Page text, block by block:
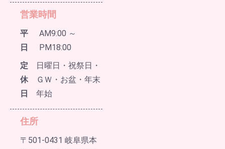
営業時間
平
日
AM9:00 ～
PM18:00
定
休
日
日曜日・祝祭日・
ＧＷ・お盆・年末
年始
住所
〒501-0431 岐阜県本